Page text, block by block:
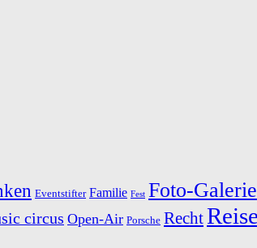
Eventstifter Familie Fest Foto-Galerie
circus Open-Air Porsche RechtReise